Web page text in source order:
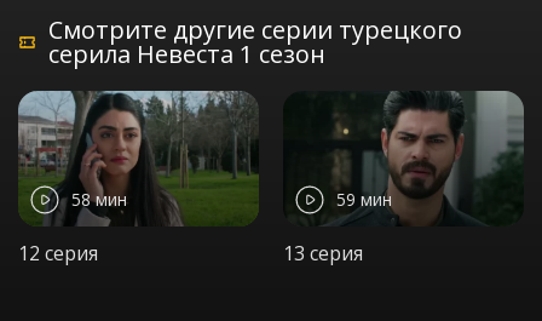
Смотрите другие серии турецкого
серила Невеста 1 сезон
58 мин
12 серия
59 мин
13 серия